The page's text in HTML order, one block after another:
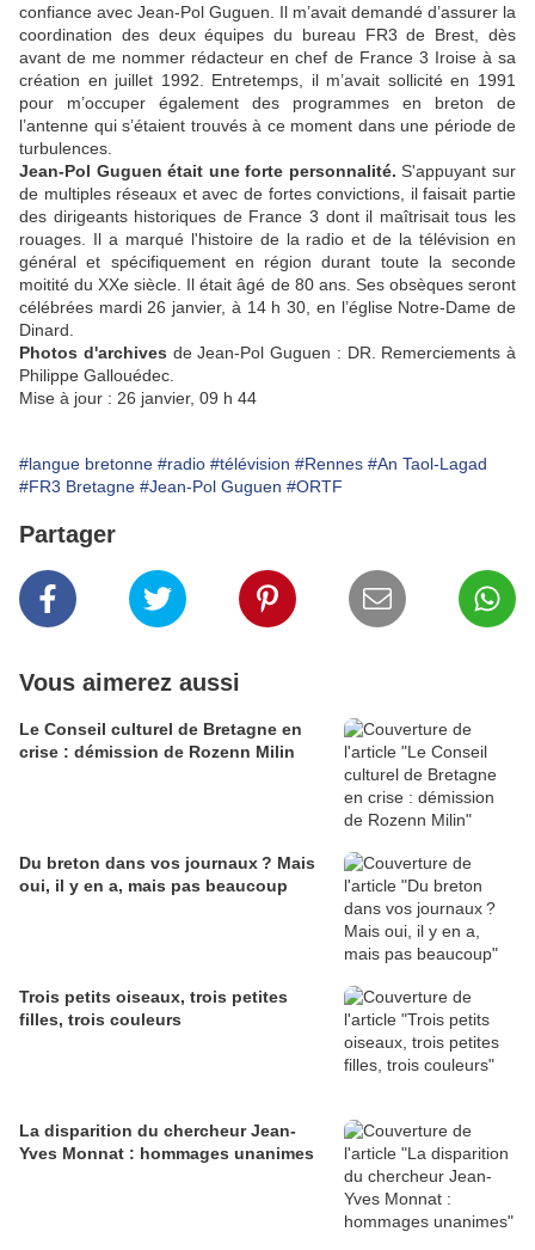
confiance avec Jean-Pol Guguen. Il m’avait demandé d’assurer la
coordination des deux équipes du bureau FR3 de Brest, dès
avant de me nommer rédacteur en chef de France 3 Iroise à sa
création en juillet 1992. Entretemps, il m’avait sollicité en 1991
pour m’occuper également des programmes en breton de
l’antenne qui s’étaient trouvés à ce moment dans une période de
turbulences.
Jean-Pol Guguen était une forte personnalité. S'appuyant sur
de multiples réseaux et avec de fortes convictions, il faisait partie
des dirigeants historiques de France 3 dont il maîtrisait tous les
rouages. Il a marqué l'histoire de la radio et de la télévision en
général et spécifiquement en région durant toute la seconde
moitité du XXe siècle. Il était âgé de 80 ans. Ses obsèques seront
célébrées mardi 26 janvier, à 14 h 30, en l’église Notre-Dame de
Dinard.
Photos d'archives de Jean-Pol Guguen : DR. Remerciements à
Philippe Gallouédec.
Mise à jour : 26 janvier, 09 h 44
#langue bretonne #radio #télévision #Rennes #An Taol-Lagad
#FR3 Bretagne #Jean-Pol Guguen #ORTF
Partager
Vous aimerez aussi
Le Conseil culturel de Bretagne en
crise : démission de Rozenn Milin
Du breton dans vos journaux ? Mais
oui, il y en a, mais pas beaucoup
Trois petits oiseaux, trois petites
filles, trois couleurs
La disparition du chercheur Jean-
Yves Monnat : hommages unanimes